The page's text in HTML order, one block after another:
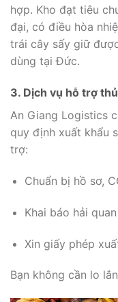
hợp. Kho đạt tiêu
đại, có điều hòa
trái cây sấy giữ
dùng tại Đức.
3. Dịch vụ hỗ trợ
An Giang Logistics
quy định xuất khẩu
trợ:
Chuẩn bị hồ sơ,
Khai báo hải
Xin giấy phép
Bạn không cần lo